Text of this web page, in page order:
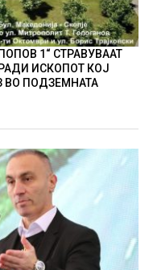
1“ СТРАВУВААТ
ИСКОПОТ КОЈ
ВО ПОДЗЕМНАТА